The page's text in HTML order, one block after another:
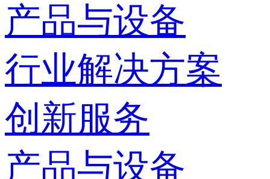
产品与设备
行业解决方案
创新服务
产品与设备